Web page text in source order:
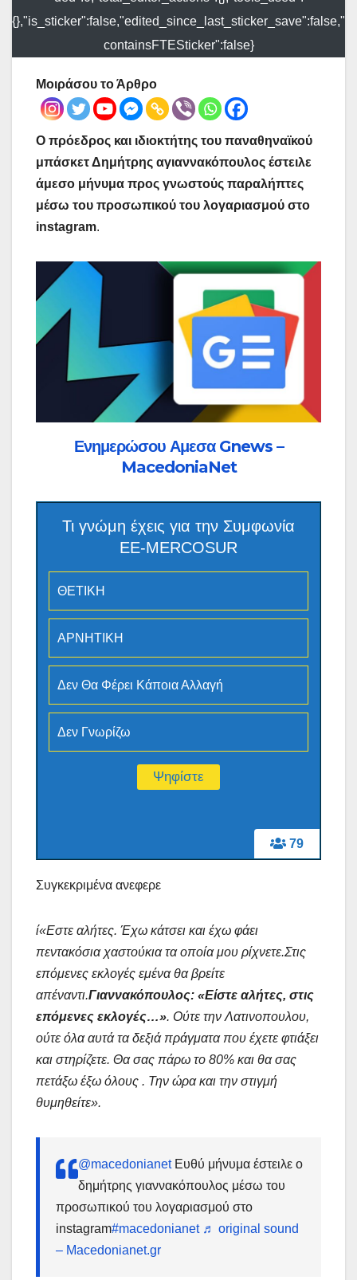
{},"is_sticker":false,"edited_since_last_sticker_save":false,"
containsFTESticker":false}
Μοιράσου το Άρθρο
Ο πρόεδρος και ιδιοκτήτης του παναθηναϊκού
μπάσκετ Δημήτρης αγιαννακόπουλος έστειλε
άμεσο μήνυμα προς γνωστούς παραλήπτες
μέσω του προσωπικού του λογαριασμού στο
instagram.
Ενημερώσου Αμεσα Gnews –
MacedoniaNet
79
Τι γνώμη έχεις για την Συμφωνία
ΕΕ-MERCOSUR
ΘΕΤΙΚΗ
ΑΡΝΗΤΙΚΗ
Δεν Θα Φέρει Κάποια Αλλαγή
Δεν Γνωρίζω
Συγκεκριμένα ανεφερε
ί«Εστε αλήτες. Έχω κάτσει και έχω φάει
πεντακόσια χαστούκια τα οποία μου ρίχνετε.Στις
επόμενες εκλογές εμένα θα βρείτε
απέναντι.Γιαννακόπουλος: «Είστε αλήτες, στις
επόμενες εκλογές…». Ούτε την Λατινοπουλου,
ούτε όλα αυτά τα δεξιά πράγματα που έχετε φτιάξει
και στηρίζετε. Θα σας πάρω το 80% και θα σας
πετάξω έξω όλους . Την ώρα και την στιγμή
θυμηθείτε».
@macedonianetΕυθύ μήνυμα έστειλε ο
δημήτρης γιαννακόπουλος μέσω του
προσωπικού του λογαριασμού στο
instagram#macedonianet ♬ original sound
– Macedonianet.gr